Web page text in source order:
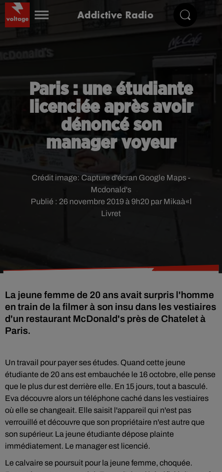
Addictive Radio
Paris : une étudiante
licenciée après avoir
dénoncé son
manager voyeur
Publié : 26 novembre 2019 à 9h20 par Mikaà«l
Livret
Crédit image: Capture d'écran Google Maps -
Mcdonald's
La jeune femme de 20 ans avait surpris l'homme
en train de la filmer à son insu dans les vestiaires
d'un restaurant McDonald's près de Chatelet à
Paris.
Un travail pour payer ses études. Quand cette jeune
étudiante de 20 ans est embauchée le 16 octobre, elle pense
que le plus dur est derrière elle. En 15 jours, tout a basculé.
Eva découvre alors un téléphone caché dans les vestiaires
où elle se changeait. Elle saisit l'appareil qui n'est pas
verrouillé et découvre que son propriétaire n'est autre que
son supérieur. La jeune étudiante dépose plainte
immédiatement. Le manager est licencié.
Le calvaire se poursuit pour la jeune femme, choquée.